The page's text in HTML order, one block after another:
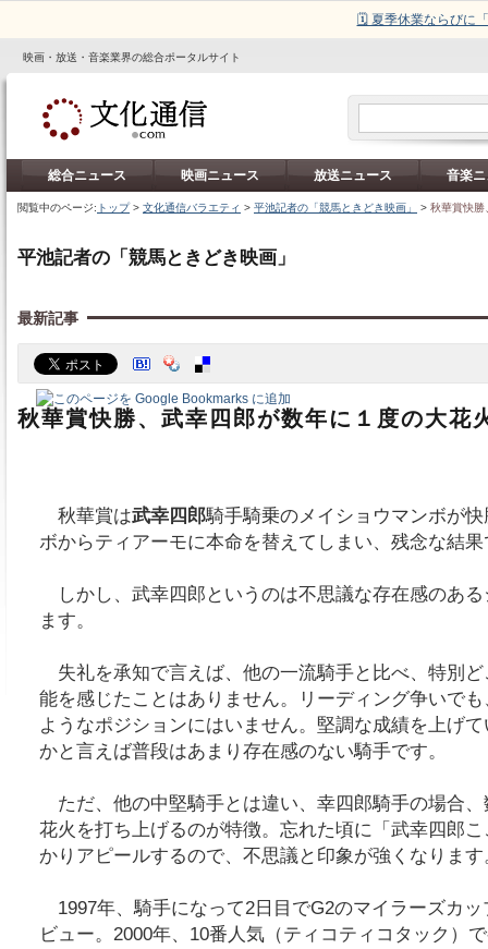
🗓️ 夏季休業ならびに
映画・放送・音楽業界の総合ポータルサイト
総合ニュース 映画ニュース 放送ニュース 音楽
閲覧中のページ: トップ> 文化通信バラエティ > 平池記者の「競馬ときどき映画」 > 秋華賞快勝
平池記者の「競馬ときどき映画」
最新記事
秋華賞快勝、武幸四郎が数年に１度の大
秋華賞は武幸四郎騎手騎乗のメイショウマンボが
ボからティアーモに本命を替えてしまい、残念な結
しかし、武幸四郎というのは不思議な存在感のあ
ます。
失礼を承知で言えば、他の一流騎手と比べ、特別
能を感じたことはありません。リーディング争いで
ようなポジションにはいません。堅調な成績を上げ
かと言えば普段はあまり存在感のない騎手です。
ただ、他の中堅騎手とは違い、幸四郎騎手の場合
花火を打ち上げるのが特徴。忘れた頃に「武幸四郎
かりアピールするので、不思議と印象が強くなります
1997年、騎手になって2日目でG2のマイラーズカ
ビュー。2000年、10番人気（ティコティコタック）